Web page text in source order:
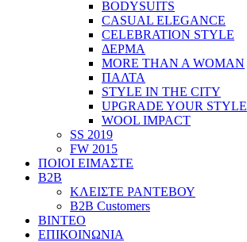
BODYSUITS
CASUAL ELEGANCE
CELEBRATION STYLE
ΔΕΡΜΑ
MORE THAN A WOMAN
ΠΑΛΤΑ
STYLE IN THE CITY
UPGRADE YOUR STYLE
WOOL IMPACT
SS 2019
FW 2015
ΠΟΙΟΙ ΕΙΜΑΣΤΕ
B2B
ΚΛΕΙΣΤΕ ΡΑΝΤΕΒΟΥ
B2B Customers
ΒΙΝΤΕΟ
ΕΠΙΚΟΙΝΩΝΙΑ